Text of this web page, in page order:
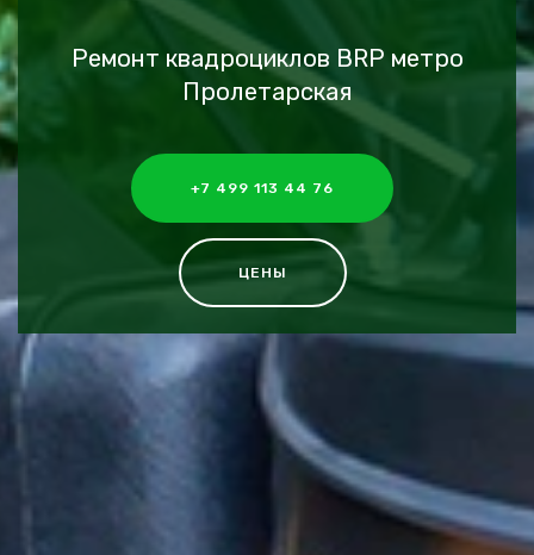
Ремонт квадроциклов BRP метро
Пролетарская
+7 499 113 44 76
ЦЕНЫ